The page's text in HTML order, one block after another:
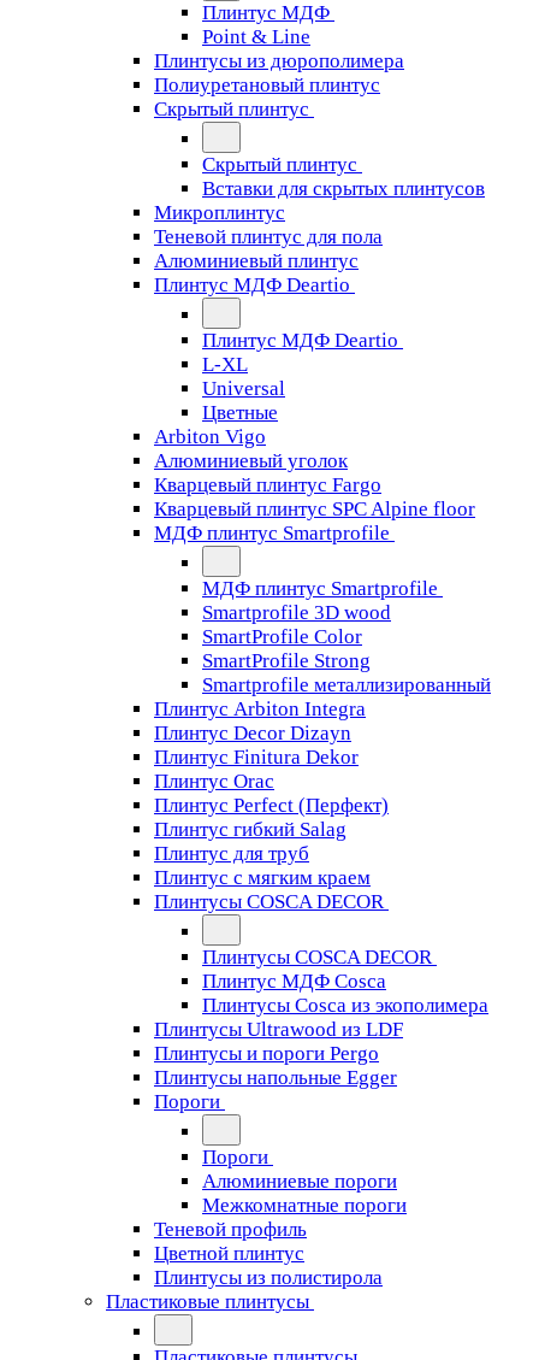
Плинтус МДФ
Point & Line
Плинтусы из дюрополимера
Полиуретановый плинтус
Скрытый плинтус
Скрытый плинтус
Вставки для скрытых плинтусов
Микроплинтус
Теневой плинтус для пола
Алюминиевый плинтус
Плинтус МДФ Deartio
Плинтус МДФ Deartio
L-XL
Universal
Цветные
Arbiton Vigo
Алюминиевый уголок
Кварцевый плинтус Fargo
Кварцевый плинтус SPC Alpine floor
МДФ плинтус Smartprofile
МДФ плинтус Smartprofile
Smartprofile 3D wood
SmartProfile Color
SmartProfile Strong
Smartprofile металлизированный
Плинтус Arbiton Integra
Плинтус Decor Dizayn
Плинтус Finitura Dekor
Плинтус Orac
Плинтус Perfect (Перфект)
Плинтус гибкий Salag
Плинтус для труб
Плинтус с мягким краем
Плинтусы COSCA DECOR
Плинтусы COSCA DECOR
Плинтус МДФ Cosca
Плинтусы Cosca из экополимера
Плинтусы Ultrawood из LDF
Плинтусы и пороги Pergo
Плинтусы напольные Egger
Пороги
Пороги
Алюминиевые пороги
Межкомнатные пороги
Теневой профиль
Цветной плинтус
Плинтусы из полистирола
Пластиковые плинтусы